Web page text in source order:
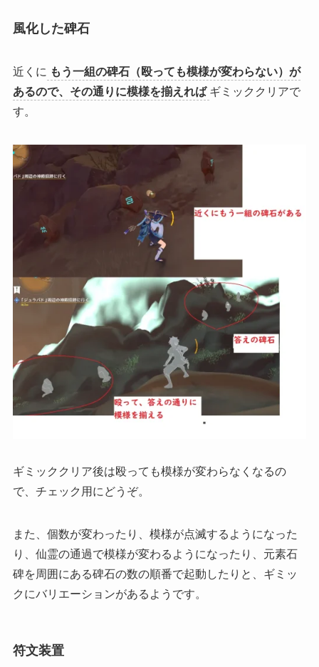
風化した碑石
近くに もう一組の碑石（殴っても模様が変わらない）が
あるので、その通りに模様を揃えれば ギミッククリアで
す。
ギミッククリア後は殴っても模様が変わらなくなるの
で、チェック用にどうぞ。
また、個数が変わったり、模様が点滅するようになった
り、仙霊の通過で模様が変わるようになったり、元素石
碑を周囲にある碑石の数の順番で起動したりと、ギミッ
クにバリエーションがあるようです。
符文装置